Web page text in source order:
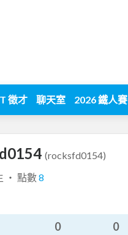
徵才 聊天室 2026 鐵人賽
(rocksfd0154)
‧ 點數8
0 0